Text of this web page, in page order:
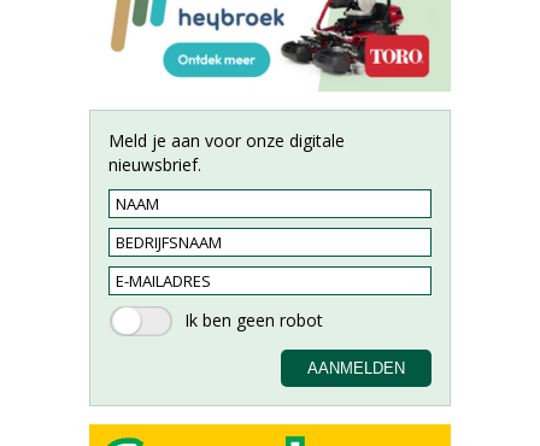
Meld je aan voor onze digitale
nieuwsbrief.